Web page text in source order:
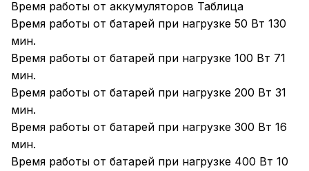
Время работы от аккумуляторов Таблица
Время работы от батарей при нагрузке 50 Вт 130
мин.
Время работы от батарей при нагрузке 100 Вт 71
мин.
Время работы от батарей при нагрузке 200 Вт 31
мин.
Время работы от батарей при нагрузке 300 Вт 16
мин.
Время работы от батарей при нагрузке 400 Вт 10